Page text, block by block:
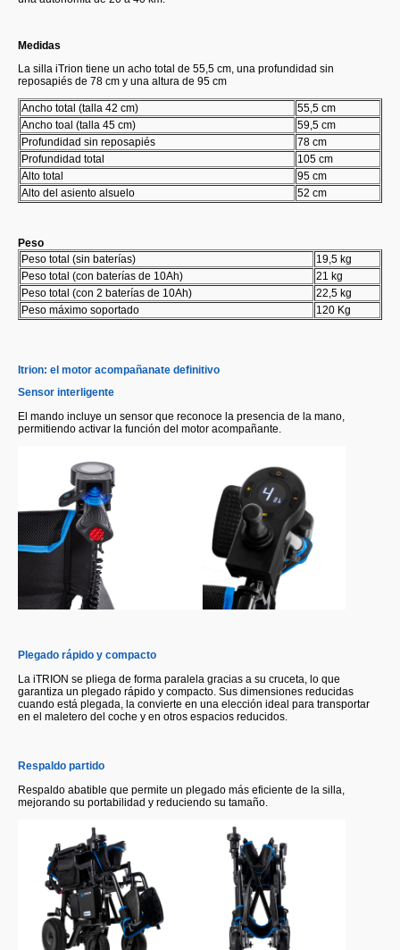
Medidas
La silla iTrion tiene un acho total de 55,5 cm, una profundidad sin
reposapiés de 78 cm y una altura de 95 cm
Ancho total (talla 42 cm)
55,5 cm
Ancho toal (talla 45 cm)
59,5 cm
Profundidad sin reposapiés
78 cm
Profundidad total
105 cm
Alto total
95 cm
Alto del asiento alsuelo
52 cm
Peso
Peso total (sin baterías)
19,5 kg
Peso total (con baterías de 10Ah)
21 kg
Peso total (con 2 baterías de 10Ah)
22,5 kg
Peso máximo soportado
120 Kg
Itrion: el motor acompañanate definitivo
Sensor interligente
El mando incluye un sensor que reconoce la presencia de la mano,
permitiendo activar la función del motor acompañante.
Plegado rápido y compacto
La iTRION se pliega de forma paralela gracias a su cruceta, lo que
garantiza un plegado rápido y compacto. Sus dimensiones reducidas
cuando está plegada, la convierte en una elección ideal para transportar
en el maletero del coche y en otros espacios reducidos.
Respaldo partido
Respaldo abatible que permite un plegado más eficiente de la silla,
mejorando su portabilidad y reduciendo su tamaño.